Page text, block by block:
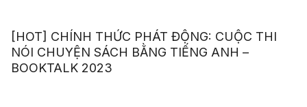
[HOT] CHÍNH THỨC PHÁT ĐỘNG: CUỘC THI
NÓI CHUYỆN SÁCH BẰNG TIẾNG ANH –
BOOKTALK 2023